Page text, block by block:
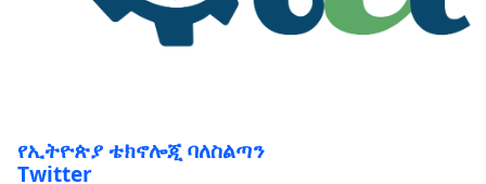
የኢትዮጵያ ቴክኖሎጂ ባለስልጣን
Twitter